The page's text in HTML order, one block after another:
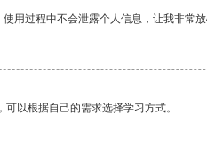
用过程中不会泄露个人信息，让我非常
以根据自己的需求选择学习方式。